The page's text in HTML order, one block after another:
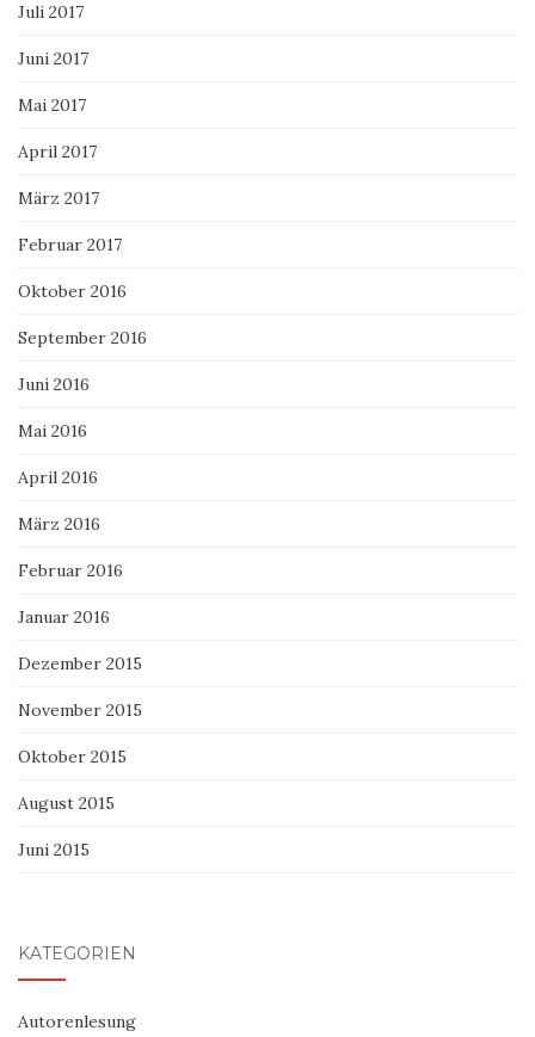
Juli 2017
Juni 2017
Mai 2017
April 2017
März 2017
Februar 2017
Oktober 2016
September 2016
Juni 2016
Mai 2016
April 2016
März 2016
Februar 2016
Januar 2016
Dezember 2015
November 2015
Oktober 2015
August 2015
Juni 2015
KATEGORIEN
Autorenlesung